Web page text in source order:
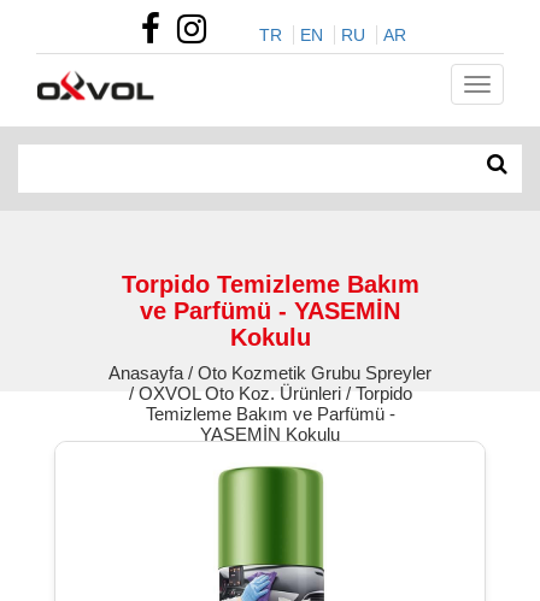
TR EN RU AR
Torpido Temizleme Bakım
ve Parfümü - YASEMİN
Kokulu
Anasayfa / Oto Kozmetik Grubu Spreyler
/ OXVOL Oto Koz. Ürünleri / Torpido
Temizleme Bakım ve Parfümü -
YASEMİN Kokulu